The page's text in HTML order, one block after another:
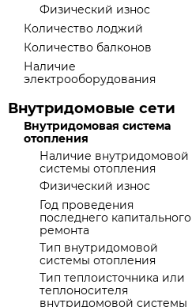
Физический износ
Количество лоджий
Количество балконов
Наличие
электрооборудования
Внутридомовые сети
Внутридомовая система
отопления
Наличие внутридомовой
системы отопления
Физический износ
Год проведения
последнего капитального
ремонта
Тип внутридомовой
системы отопления
Тип теплоисточника или
теплоносителя
внутридомовой системы